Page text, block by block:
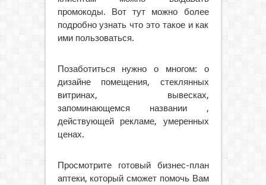
промокоды. Вот тут можно более
подробно узнать что это такое и как
ими пользоваться.
Позаботиться нужно о многом: о
дизайне помещения, стеклянных
витринах, вывесках,
запоминающемся названии ,
действующей рекламе, умеренных
ценах.
Просмотрите готовый бизнес-план
аптеки, который сможет помочь Вам